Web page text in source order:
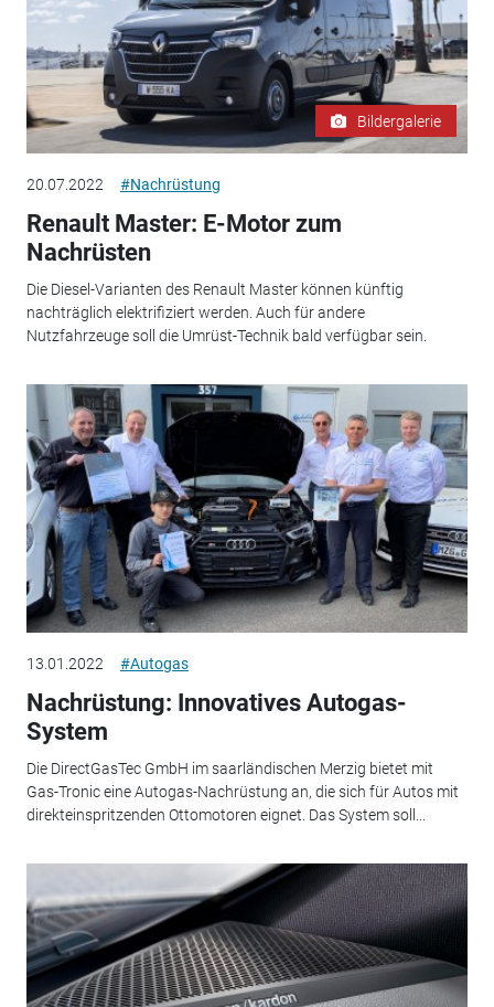
Bildergalerie
20.07.2022 #Nachrüstung
Renault Master: E-Motor zum
Nachrüsten
Die Diesel-Varianten des Renault Master können künftig
nachträglich elektrifiziert werden. Auch für andere
Nutzfahrzeuge soll die Umrüst-Technik bald verfügbar sein.
13.01.2022 #Autogas
Nachrüstung: Innovatives Autogas-
System
Die DirectGasTec GmbH im saarländischen Merzig bietet mit
Gas-Tronic eine Autogas-Nachrüstung an, die sich für Autos mit
direkteinspritzenden Ottomotoren eignet. Das System soll...